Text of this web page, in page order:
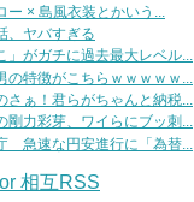
ー × 島風衣装とかいう...
、ヤバすぎる
」がガチに過去最大レベル...
の特徴がこちらｗｗｗｗｗ...
さぁ！君らがちゃんと納税...
剛力彩芽、ワイらにブッ刺...
急速な円安進行に「為替...
相互RSS